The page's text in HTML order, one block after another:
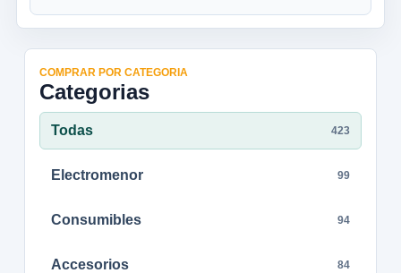
COMPRAR POR CATEGORIA
Categorias
Todas 423
Electromenor 99
Consumibles 94
Accesorios 84